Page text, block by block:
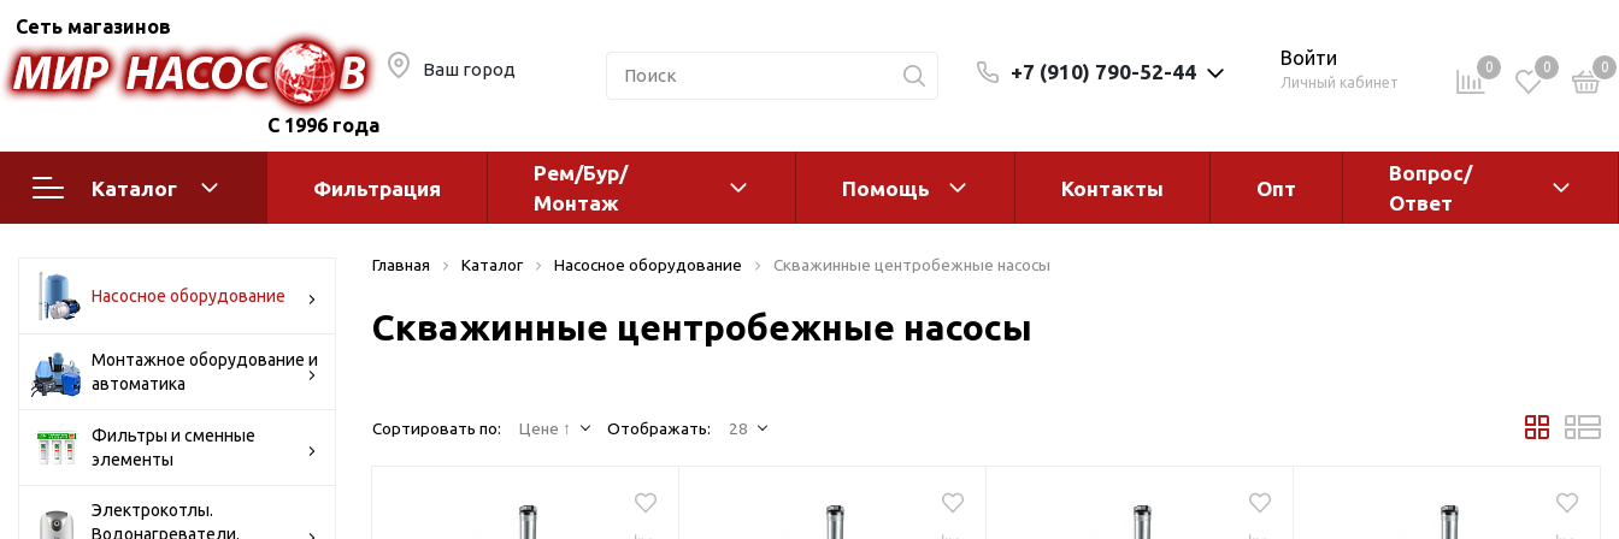
Сеть магазинов
С 1996 года
Ваш город +7 (910) 790-52-44
Войти
Личный кабинет
0 0 0
Каталог
Поверхностные насосы
Бытовые
Горизонтальные
многоступенчатые
многоступенчатые
моноблочные
Полив
водоснабжения
Оголовки и адаптеры
Комплектующие
Магистральные фильтры
Фильтрация
Рем/Бур/
Монтаж
Помощь Контакты Опт
Вопрос/
Ответ
Насосное оборудование
Монтажное оборудование и
автоматика
Фильтры и сменные
элементы
Электрокотлы.
Водонагреватели.
Главная Каталог Насосное оборудование Скважинные центробежные насосы
Скважинные центробежные насосы
Сортировать по: Цене ↑ Отображать: 28